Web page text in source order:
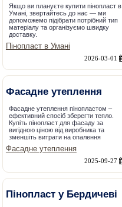
Якщо ви плануєте купити пінопласт в
Умані, звертайтесь до нас — ми
допоможемо підібрати потрібний тип
матеріалу та організуємо швидку
доставку.
Пінопласт в Умані
2026-03-01
Фасадне утеплення
Фасадне утеплення пінопластом –
ефективний спосіб зберегти тепло.
Купіть пінопласт для фасаду за
вигідною ціною від виробника та
зменшіть витрати на опалення
Фасадне утеплення
2025-09-27
Пінопласт у Бердичеві